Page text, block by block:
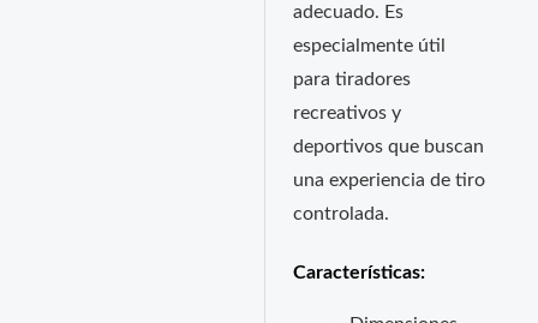
adecuado. Es
especialmente útil
para tiradores
recreativos y
deportivos que buscan
una experiencia de tiro
controlada.
Características: